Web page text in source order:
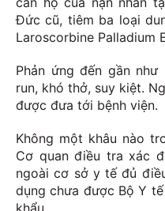
Đức cũ, tiêm ba loại
Laroscorbine Palladium
Phản ứng đến gần
run, khó thở, suy kiệt.
được đưa tới bệnh viện.
Không một khâu nào
Cơ quan điều tra xác
ngoài cơ sở y tế đủ
dụng chưa được Bộ Y